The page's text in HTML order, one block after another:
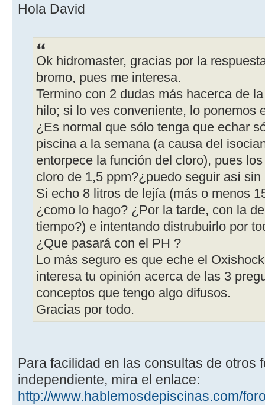
Hola David
Ok hidromaster, gracias por la
bromo, pues me interesa.
Termino con 2 dudas más hacerca de
hilo; si lo ves conveniente, lo ponemos
¿Es normal que sólo tenga que echar
piscina a la semana (a causa del
entorpece la función del cloro), pues
cloro de 1,5 ppm?¿puedo seguir así sin
Si echo 8 litros de lejía (más o menos
¿como lo hago? ¿Por la tarde, con la
tiempo?) e intentando distrubuirlo por
¿Que pasará con el PH ?
Lo más seguro es que eche el
interesa tu opinión acerca de las 3
conceptos que tengo algo difusos.
Gracias por todo.
Para facilidad en las consultas de otros
independiente, mira el enlace:
http://www.hablemosdepiscinas.com/